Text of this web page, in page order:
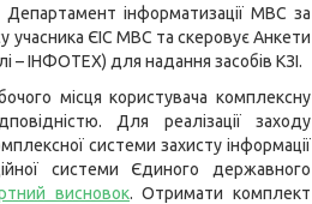
Департамент інформатизації МВС за
учасника ЄІС МВС та скеровує Анкети
– ІНФОТЕХ) для надання засобів КЗІ.
місця користувача комплексну
Для реалізації заходу
системи захисту інформації
системи Єдиного державного
висновок. Отримати комплект